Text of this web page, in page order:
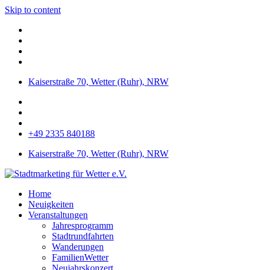
Skip to content
Kaiserstraße 70, Wetter (Ruhr), NRW
+49 2335 840188
Kaiserstraße 70, Wetter (Ruhr), NRW
Home
Neuigkeiten
Veranstaltungen
Jahresprogramm
Stadtrundfahrten
Wanderungen
FamilienWetter
Neujahrskonzert